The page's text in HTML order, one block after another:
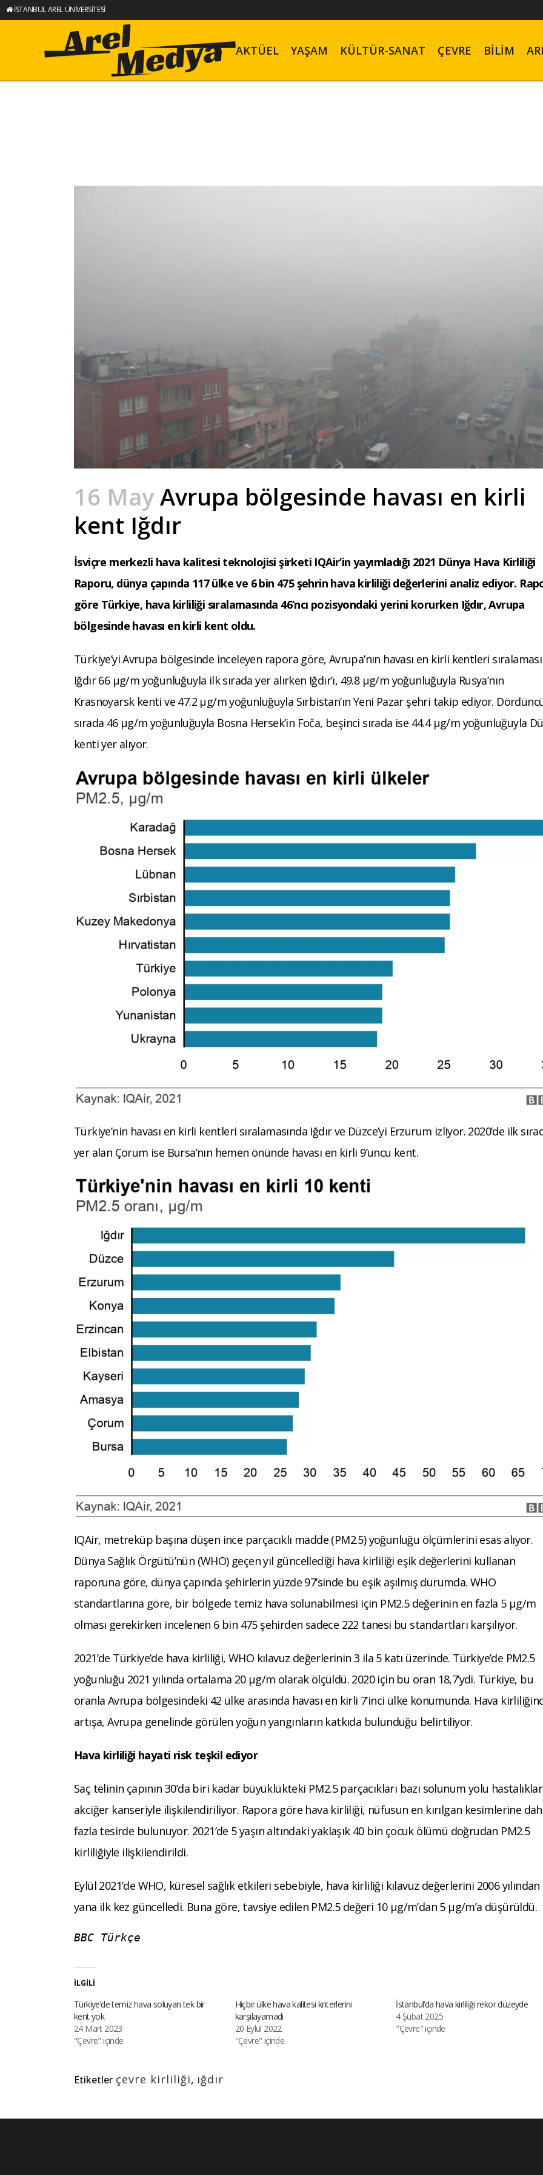
İSTANBUL AREL ÜNİVERSİTESİ
AKTÜEL YAŞAM KÜLTÜR-SANAT ÇEVRE BILIM
16 MayAvrupa bölgesinde havası en kirli
kent Iğdır
İsviçre merkezli hava kalitesi teknolojisi şirketi IQAir’in yayımladığı 2021 Dünya Hava Kirliliği
Raporu, dünya çapında 117 ülke ve 6 bin 475 şehrin hava kirliliği değerlerini analiz ediyor.
göre Türkiye, hava kirliliği sıralamasında 46’ncı pozisyondaki yerini korurken Iğdır, Avrupa
bölgesinde havası en kirli kent oldu.
Türkiye’yi Avrupa bölgesinde inceleyen rapora göre, Avrupa’nın havası en kirli kentleri
Iğdır 66 μg/m yoğunluğuyla ilk sırada yer alırken Iğdır’ı, 49.8 μg/m yoğunluğuyla Rusya’nın
Krasnoyarsk kenti ve 47.2 μg/m yoğunluğuyla Sırbistan’ın Yeni Pazar şehri takip ediyor.
sırada 46 μg/m yoğunluğuyla Bosna Hersek’in Foča, beşinci sırada ise 44.4 μg/m yoğunluğuyla
kenti yer alıyor.
Türkiye’nin havası en kirli kentleri sıralamasında Iğdır ve Düzce’yi Erzurum izliyor. 2020’de ilk
yer alan Çorum ise Bursa’nın hemen önünde havası en kirli 9’uncu kent.
IQAir, metreküp başına düşen ince parçacıklı madde (PM2.5) yoğunluğu ölçümlerini esas alıyor.
Dünya Sağlık Örgütü’nün (WHO) geçen yıl güncellediği hava kirliliği eşik değerlerini kullanan
raporuna göre, dünya çapında şehirlerin yüzde 97’sinde bu eşik aşılmış durumda. WHO
standartlarına göre, bir bölgede temiz hava solunabilmesi için PM2.5 değerinin en fazla 5 μg/m
olması gerekirken incelenen 6 bin 475 şehirden sadece 222 tanesi bu standartları karşılıyor.
2021’de Türkiye’de hava kirliliği, WHO kılavuz değerlerinin 3 ila 5 katı üzerinde. Türkiye’de PM2.5
yoğunluğu 2021 yılında ortalama 20 μg/m olarak ölçüldü. 2020 için bu oran 18,7’ydi. Türkiye, bu
oranla Avrupa bölgesindeki 42 ülke arasında havası en kirli 7’inci ülke konumunda. Hava
artışa, Avrupa genelinde görülen yoğun yangınların katkıda bulunduğu belirtiliyor.
Hava kirliliği hayati risk teşkil ediyor
Saç telinin çapının 30’da biri kadar büyüklükteki PM2.5 parçacıkları bazı solunum yolu
akciğer kanseriyle ilişkilendiriliyor. Rapora göre hava kirliliği, nüfusun en kırılgan kesimlerine
fazla tesirde bulunuyor. 2021’de 5 yaşın altındaki yaklaşık 40 bin çocuk ölümü doğrudan PM2.5
kirliliğiyle ilişkilendirildi.
Eylül 2021’de WHO, küresel sağlık etkileri sebebiyle, hava kirliliği kılavuz değerlerini 2006
yana ilk kez güncelledi. Buna göre, tavsiye edilen PM2.5 değeri 10 μg/m’dan 5 μg/m’a düşürüldü.
BBC Türkçe
İLGILI
Türkiye’de temiz hava soluyan tek bir
kent yok
24 Mart 2023
"Çevre" içinde
Hiçbir ülke hava kalitesi kriterlerini
karşılayamadı
20 Eylül 2022
"Çevre" içinde
İstanbul’da hava kirliliği rekor düzeyde
4 Şubat 2025
"Çevre" içinde
Etiketler çevre kirliliği, ığdır